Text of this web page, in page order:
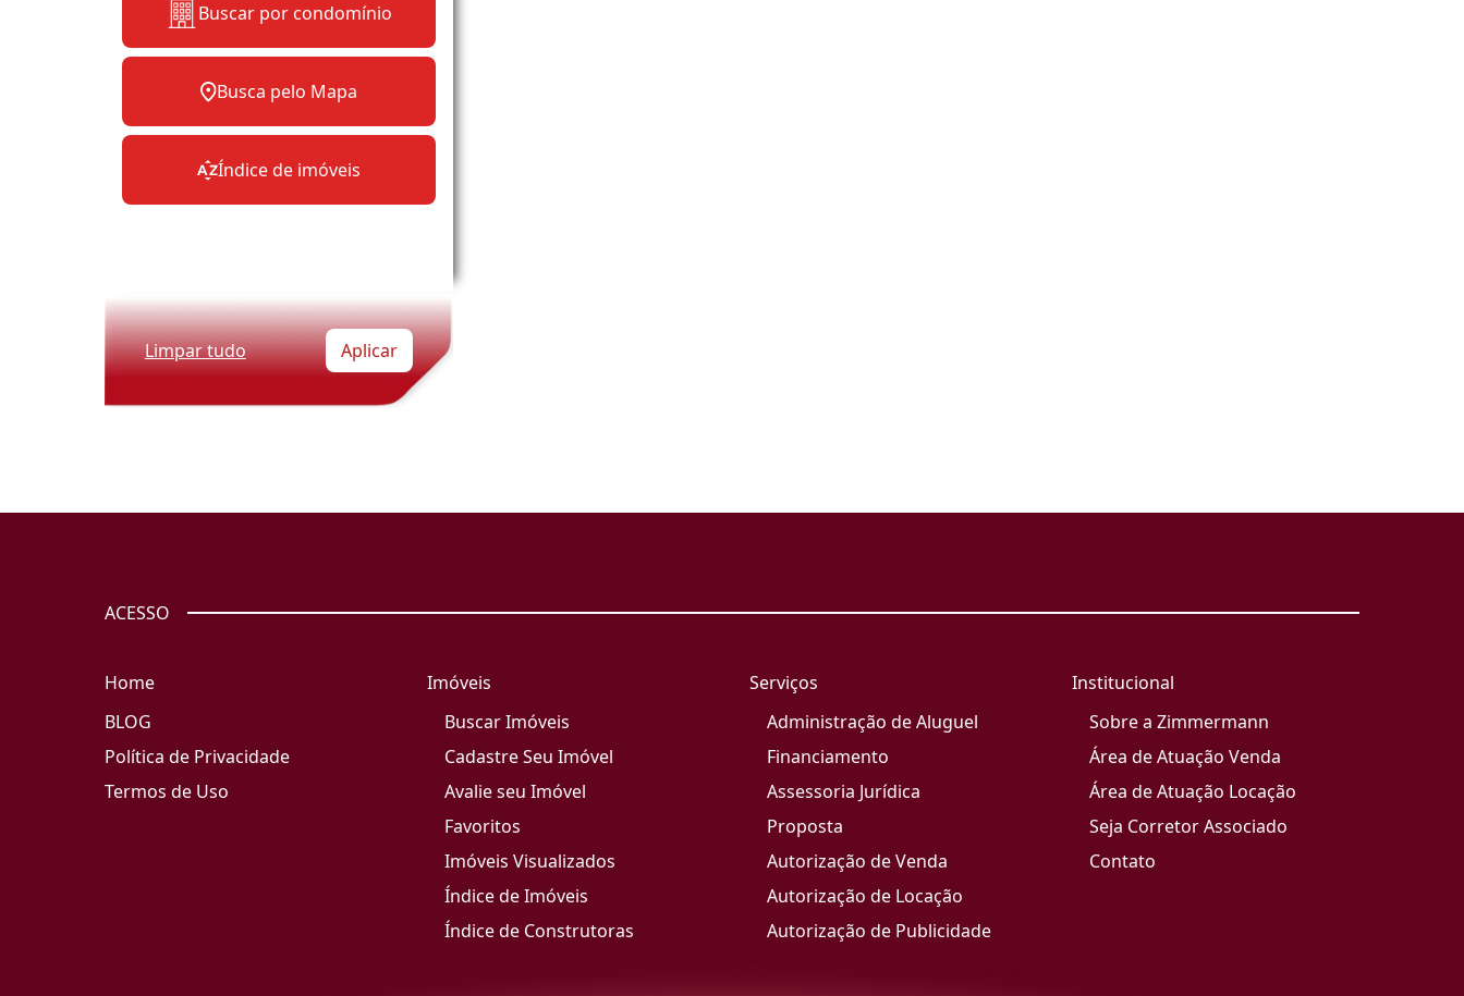
Buscar por condomínio
Busca pelo Mapa
Índice de imóveis
Limpar tudo Aplicar
ACESSO
Home
BLOG
Política de Privacidade
Termos de Uso
Imóveis
Buscar Imóveis
Cadastre Seu Imóvel
Avalie seu Imóvel
Favoritos
Imóveis Visualizados
Índice de Imóveis
Índice de Construtoras
Serviços
Administração de Aluguel
Financiamento
Assessoria Jurídica
Proposta
Autorização de Venda
Autorização de Locação
Autorização de Publicidade
Institucional
Sobre a Zimmermann
Área de Atuação Venda
Área de Atuação Locação
Seja Corretor Associado
Contato